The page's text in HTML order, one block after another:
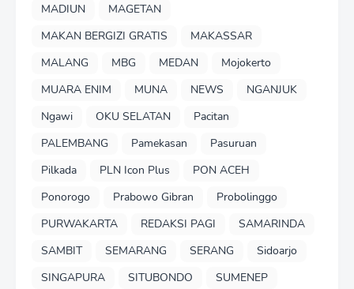
MADIUN
MAGETAN
MAKAN BERGIZI GRATIS
MAKASSAR
MALANG
MBG MEDAN
Mojokerto
MUARA ENIM
MUNA NEWS
NGANJUK
Ngawi
OKU SELATAN
Pacitan
PALEMBANG
Pamekasan
Pasuruan
Pilkada
PLN Icon Plus
PON ACEH
Ponorogo
Prabowo Gibran
Probolinggo
PURWAKARTA
REDAKSI PAGI
SAMARINDA
SAMBIT
SEMARANG SERANG
Sidoarjo
SINGAPURA
SITUBONDO
SUMENEP